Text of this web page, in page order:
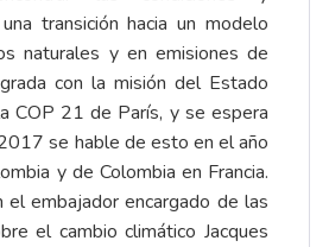
transición hacia un modelo
naturales y en emisiones de
con la misión del Estado
COP 21 de París, y se espera
se hable de esto en el año
y de Colombia en Francia.
embajador encargado de las
el cambio climático Jacques